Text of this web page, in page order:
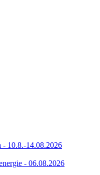
- 10.8.-14.08.2026
- 06.08.2026